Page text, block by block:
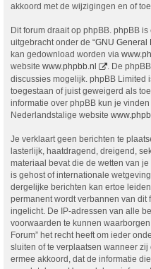
akkoord met de wijzigingen en of
Dit forum draait op phpBB. phpBB
uitgebracht onder de “GNU General
kan gedownload worden via
website www.phpbb.nl
. De
discussies mogelijk. phpBB Limited
toegestaan of juist geweigerd als
informatie over phpBB kun je vinden
Nederlandstalige website
Je verklaart geen berichten te
lasterlijk, haatdragend, dreigend,
materiaal bevat die de wetten van
is gehost of internationale
dergelijke berichten kan ertoe
permanent wordt verbannen van dit
ingelicht. De IP-adressen van alle
voorwaarden te kunnen
Forum” het recht heeft om ieder
sluiten of te verplaatsen wanneer
ermee akkoord, dat de informatie